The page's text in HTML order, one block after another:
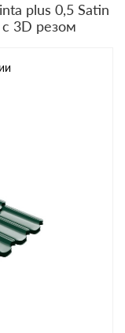
plus 0,5 Satin
3D резом